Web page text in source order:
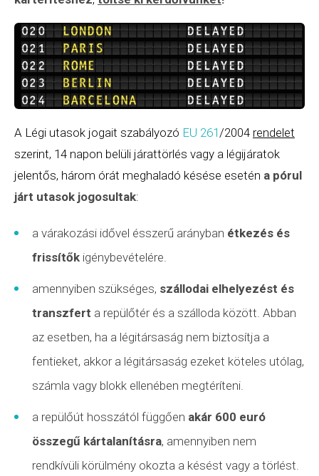
A Légi utasok jogait szabályozó EU 261/2004 rendelet
szerint, 14 napon belüli járattörlés vagy a légijáratok
jelentős, három órát meghaladó késése esetén a pórul
járt utasok jogosultak:
a várakozási idővel ésszerű arányban étkezés és
frissítők igénybevételére.
amennyiben szükséges, szállodai elhelyezést és
transzfert a repülőtér és a szálloda között. Abban
az esetben, ha a légitársaság nem biztosítja a
fentieket, akkor a légitársaság ezeket köteles utólag,
számla vagy blokk ellenében megtéríteni.
a repülőút hosszától függően akár 600 euró
összegű kártalanításra, amennyiben nem
rendkívüli körülmény okozta a késést vagy a törlést.